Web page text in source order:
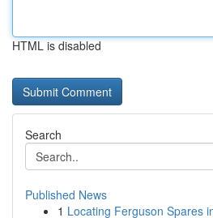
HTML is disabled
Search
Published News
1 Locating Ferguson Spares